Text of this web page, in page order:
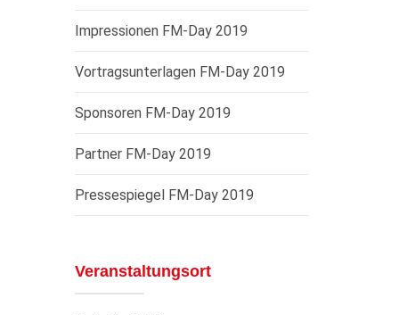
Impressionen FM-Day 2019
Vortragsunterlagen FM-Day 2019
Sponsoren FM-Day 2019
Partner FM-Day 2019
Pressespiegel FM-Day 2019
Veranstaltungsort